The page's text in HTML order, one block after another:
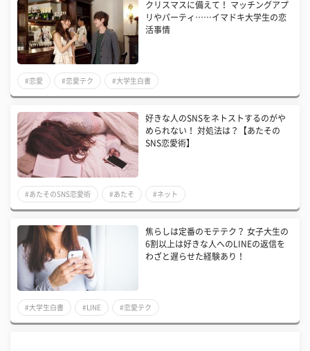
クリスマスに備えて！ マッチングアプ
リやパーティ……イマドキ大学生の恋
活事情
#恋愛 #恋愛テク #大学生白書
好きな人のSNSをネトストするのがや
められない！ 対処法は？【あたその
SNS恋愛術】
#あたそのSNS恋愛術 #あたそ #ネット
焦らしは定番のモテテク？ 女子大生の
6割以上は好きな人へのLINEの返信を
わざと遅らせた経験あり！
#大学生白書 #LINE #恋愛テク